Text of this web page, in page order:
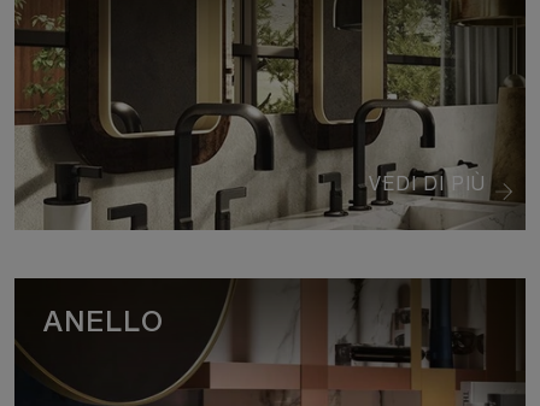
VEDI DI PIÙ
ANELLO